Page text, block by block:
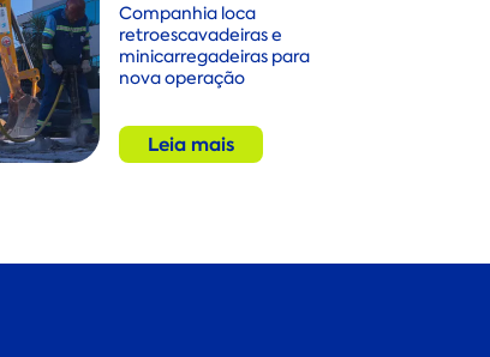
Companhia loca
retroescavadeiras e
minicarregadeiras para
nova operação
Leia mais